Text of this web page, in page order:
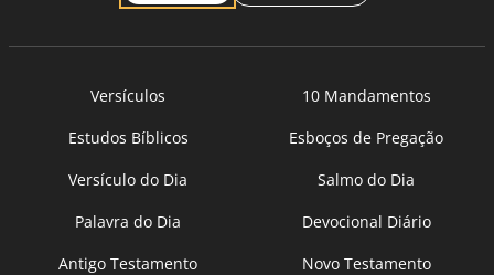
Versículos
10 Mandamentos
Estudos Bíblicos
Esboços de Pregação
Versículo do Dia
Salmo do Dia
Palavra do Dia
Devocional Diário
Antigo Testamento
Novo Testamento